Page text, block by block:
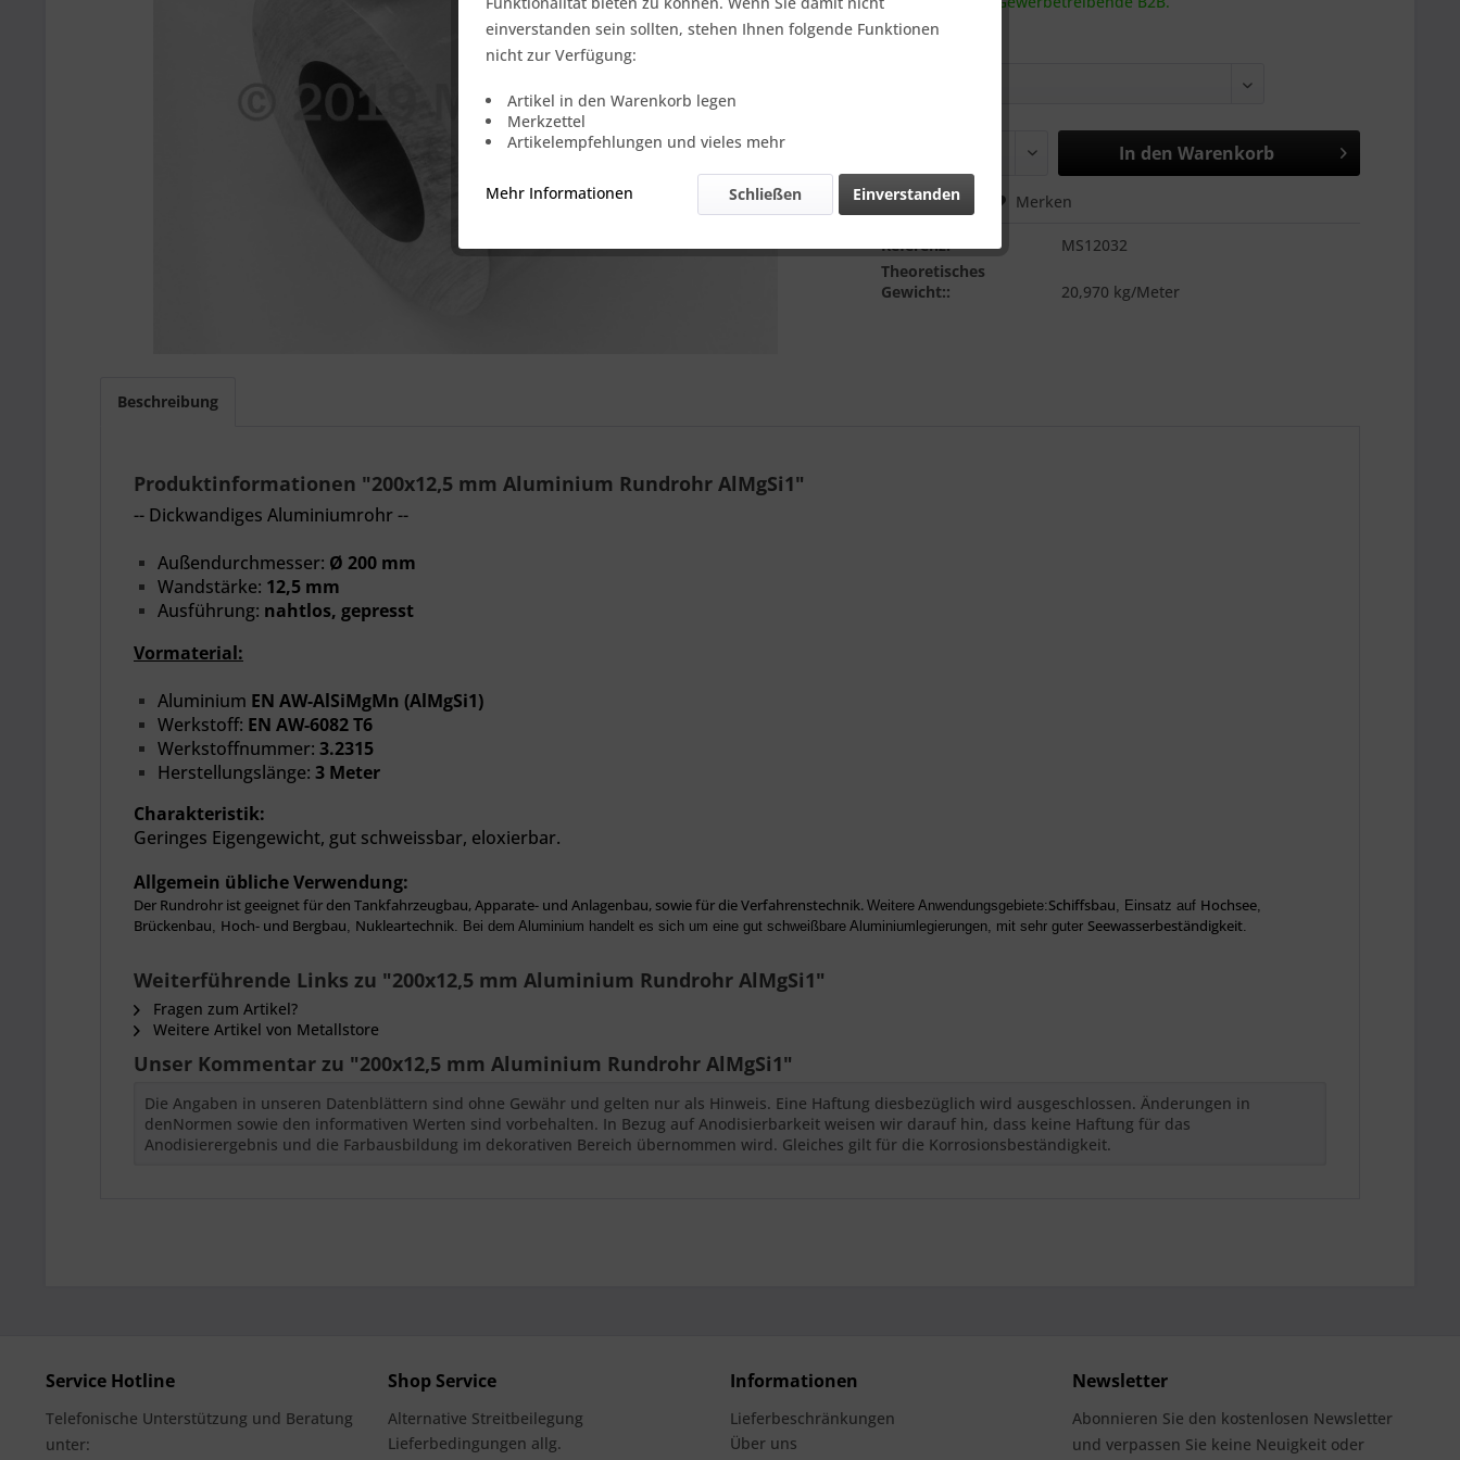
In den Warenkorb
Vergleichen Merken
Referenz:
MS12032
Theoretisches
Gewicht::
20,970 kg/Meter
Beschreibung
Produktinformationen "200x12,5 mm Aluminium Rundrohr AlMgSi1"
-- Dickwandiges Aluminiumrohr --
Außendurchmesser: Ø 200 mm
Wandstärke: 12,5 mm
Ausführung: nahtlos, gepresst
Vormaterial:
Aluminium EN AW-AlSiMgMn (AlMgSi1)
Werkstoff: EN AW-6082 T6
Werkstoffnummer: 3.2315
Herstellungslänge: 3 Meter
Charakteristik:
Geringes Eigengewicht, gut schweissbar, eloxierbar.
Allgemein übliche Verwendung:
Der Rundrohr ist geeignet für den Tankfahrzeugbau, Apparate- und Anlagenbau, sowie für die Verfahrenstechnik. Weitere Anwendungsgebiete:Schiffsbau, Einsatz auf Hochsee,
Brückenbau, Hoch- und Bergbau, Nukleartechnik. Bei dem Aluminium handelt es sich um eine gut schweißbare Aluminiumlegierungen, mit sehr guter Seewasserbeständigkeit.
Weiterführende Links zu "200x12,5 mm Aluminium Rundrohr AlMgSi1"
Fragen zum Artikel?
Weitere Artikel von Metallstore
Unser Kommentar zu "200x12,5 mm Aluminium Rundrohr AlMgSi1"
Die Angaben in unseren Datenblättern sind ohne Gewähr und gelten nur als Hinweis. Eine Haftung diesbezüglich wird ausgeschlossen. Änderungen in
denNormen sowie den informativen Werten sind vorbehalten. In Bezug auf Anodisierbarkeit weisen wir darauf hin, dass keine Haftung für das
Anodisierergebnis und die Farbausbildung im dekorativen Bereich übernommen wird. Gleiches gilt für die Korrosionsbeständigkeit.
Service Hotline
Telefonische Unterstützung und Beratung
unter:
Shop Service
Alternative Streitbeilegung
Lieferbedingungen allg.
Informationen
Lieferbeschränkungen
Über uns
Newsletter
Abonnieren Sie den kostenlosen Newsletter
und verpassen Sie keine Neuigkeit oder
einverstanden sein sollten, stehen Ihnen folgende Funktionen
nicht zur Verfügung:
Artikel in den Warenkorb legen
Merkzettel
Artikelempfehlungen und vieles mehr
Mehr Informationen Einverstanden
Schließen